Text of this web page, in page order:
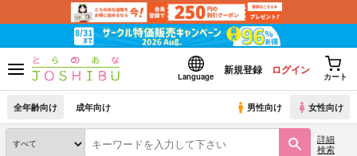
Language
新規登録 ログイン
カート
全年齢向け 成年向け 男性向け 女性向け
詳細
検索